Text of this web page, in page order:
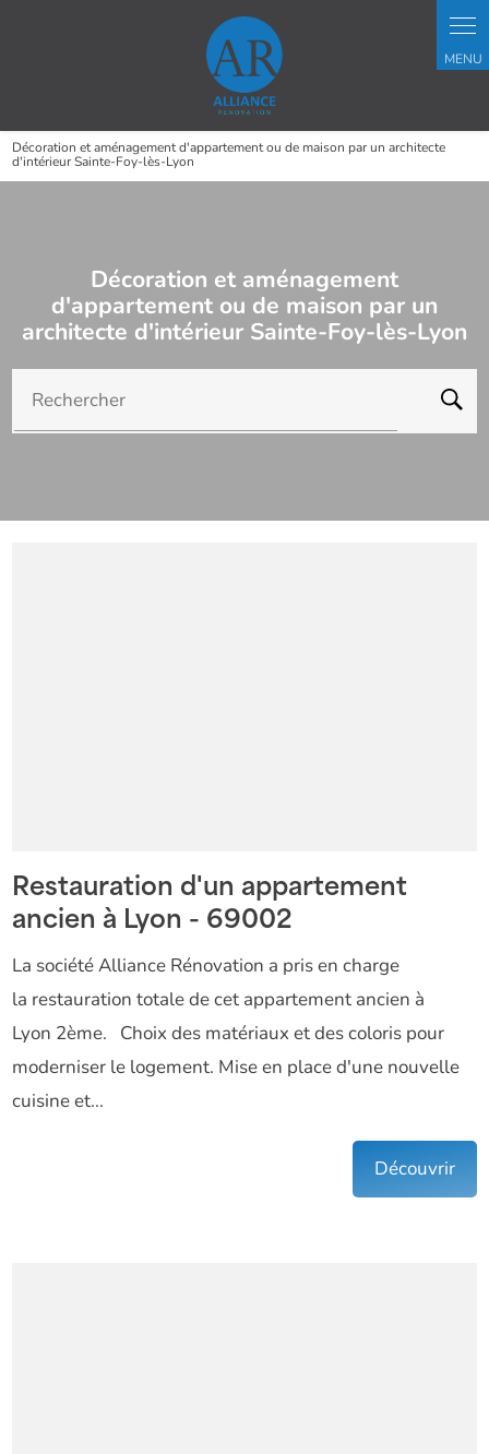
Décoration et aménagement d'appartement ou de maison par un architecte
d'intérieur Sainte-Foy-lès-Lyon
Décoration et aménagement
d'appartement ou de maison par un
architecte d'intérieur Sainte-Foy-lès-Lyon
Rechercher
Restauration d'un appartement
ancien à Lyon - 69002
La société Alliance Rénovation a pris en charge
la restauration totale de cet appartement ancien à
Lyon 2ème. Choix des matériaux et des coloris pour
moderniser le logement. Mise en place d'une nouvelle
cuisine et...
Découvrir